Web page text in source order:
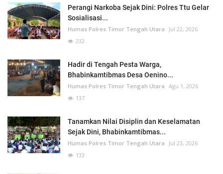
Perangi Narkoba Sejak Dini: Polres Ttu Gelar
Sosialisasi...
Humas Polres Timor Tengah Utara
Jul 22, 2026
232
Hadir di Tengah Pesta Warga,
Bhabinkamtibmas Desa Oenino...
Humas Polres Timor Tengah Utara Agu 1, 2026
137
Tanamkan Nilai Disiplin dan Keselamatan
Sejak Dini, Bhabinkamtibmas...
Humas Polres Timor Tengah Utara
Jul 23, 2026
133